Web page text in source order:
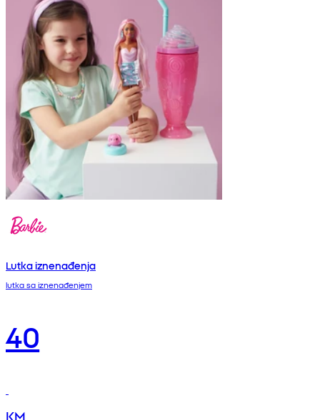
Lutka iznenađenja
lutka sa iznenađenjem
40
KM